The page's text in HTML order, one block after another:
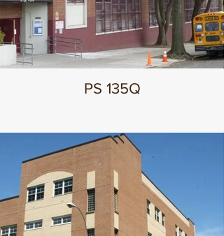
PS 135Q